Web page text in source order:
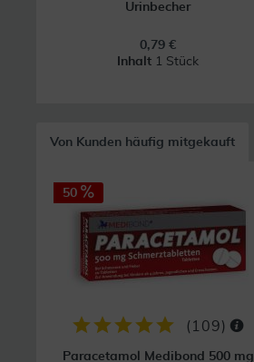
Urinbecher
0,79 €
Inhalt 1 Stück
Von Kunden häufig mitgekauft
50
( 109)
Paracetamol Medibond 500 mg